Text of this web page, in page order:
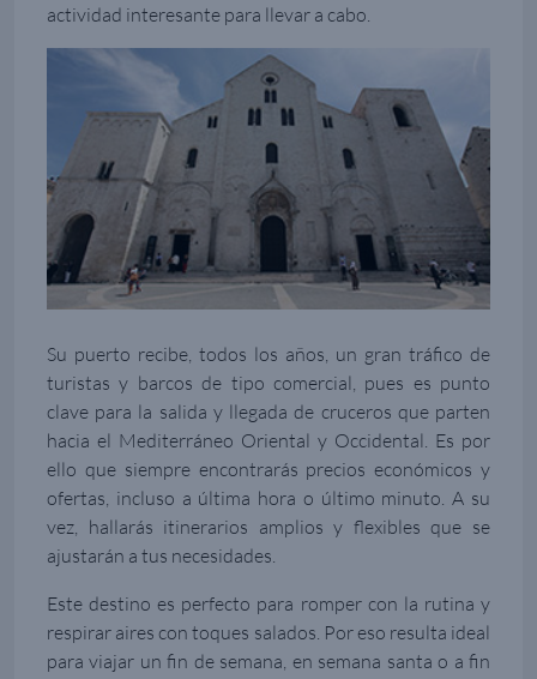
actividad interesante para llevar a cabo.
Su puerto recibe, todos los años, un gran tráfico de
turistas y barcos de tipo comercial, pues es punto
clave para la salida y llegada de cruceros que parten
hacia el Mediterráneo Oriental y Occidental. Es por
ello que siempre encontrarás precios económicos y
ofertas, incluso a última hora o último minuto. A su
vez, hallarás itinerarios amplios y flexibles que se
ajustarán a tus necesidades.
Este destino es perfecto para romper con la rutina y
respirar aires con toques salados. Por eso resulta ideal
para viajar un fin de semana, en semana santa o a fin